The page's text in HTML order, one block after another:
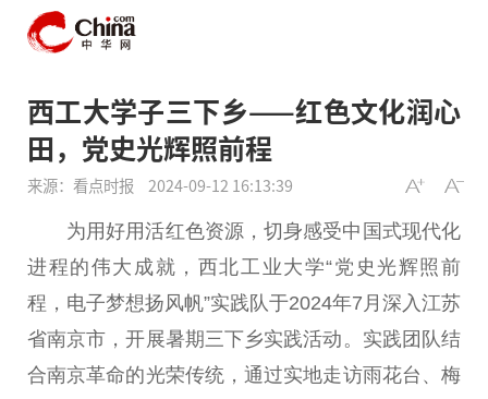
西工大学子三下乡——红色文化润心
田，党史光辉照前程
来源：看点时报 2024-09-12 16:13:39
为用好用活红色资源，切身感受中国式现代化
进程的伟大成就，西北工业大学“党史光辉照前
程，电子梦想扬风帆”实践队于2024年7月深入江苏
省南京市，开展暑期三下乡实践活动。实践团队结
合南京革命的光荣传统，通过实地走访雨花台、梅